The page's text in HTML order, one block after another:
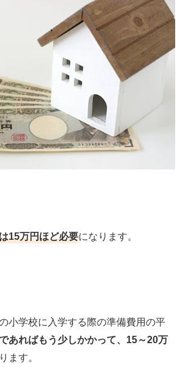
15万円ほど必要になります。
小学校に入学する際の準備費用の平
あればもう少しかかって、15～20万
ます。